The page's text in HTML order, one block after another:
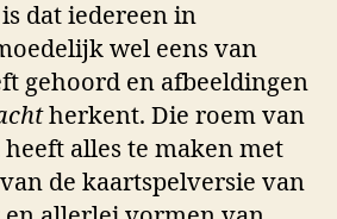
dat iedereen in
wel eens van
gehoord en afbeeldingen
herkent. Die roem van
heeft alles te maken met
de kaartspelversie van